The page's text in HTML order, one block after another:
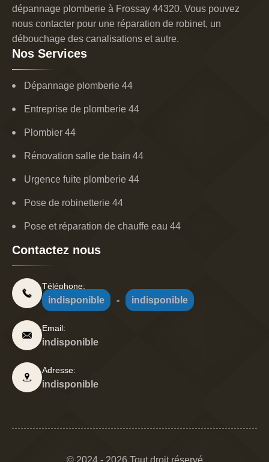
dépannage plomberie à Frossay 44320. Vous pouvez
nous contacter pour une réparation de robinet, un
débouchage des canalisations et autre.
Nos Services
Dépannage plomberie 44
Entreprise de plomberie 44
Plombier 44
Rénovation salle de bain 44
Urgence fuite plomberie 44
Pose de robinetterie 44
Pose et réparation de chauffe eau 44
Contactez nous
Téléphone:
indisponible - indisponible
Email:
indisponible
Adresse:
indisponible